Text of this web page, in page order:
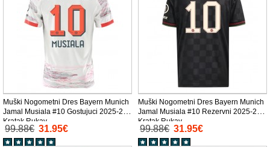
Muški Nogometni Dres Bayern Munich
Jamal Musiala #10 Gostujuci 2025-26
Kratak Rukav
99.88€ 31.95€
Muški Nogometni Dres Bayern Munich
Jamal Musiala #10 Rezervni 2025-26
Kratak Rukav
99.88€ 31.95€